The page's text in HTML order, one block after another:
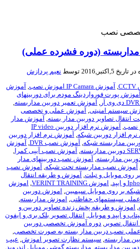
نصب
(دوره فشرده عملی)
توسط
نعیم پردازش
,آموزش IP Camara اموزش نصب ,آموزش
پورت فورواردینگ مودم برای دوربینهای
, آموزش تعمیر دوربین مداربسته,
امنیتی,آموزش عملی و تخصصی
تصاویر دوربین مدار بسته,آموزش مدار
,
آموزش نرم افزار دوربین IP video
دوربین شبکه,آموزش نرم افزار دوربین
مداربسته شبکه,آموزش نصب DVR ,آموزش
,آموزش نصب آیپی کمرا,
مداربسته,آموزش نصب دوربینهای مدار
نصب مداربسته تحت شبکه,آموزش نصب
,آموزش و طریقه انتقال
,اموزش VERINT TRAINING ,اموزش
بر روی موبایل سیمبین,اموزش دوربین
سیستمهای حفاظتی,اموزش مداربسته,
و طریقه پخش زنده تصاویر دوربین و
و آیپد و موبایل,انتقال تصویر بلک بری و ایفون
تصویر,دوره آموزش تخصصی دوربین
نصب دربین مدار بسته به صورت تخصصی,
مداربسته,سیستم نظارت تصویر اموزش ,عیب
مداربسته,مداربسته گوشی موبایل اندروید ,